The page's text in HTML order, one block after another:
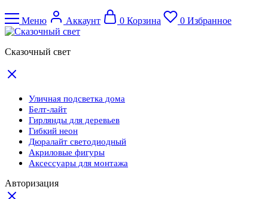
Меню Аккаунт 0 Корзина 0 Избранное
Сказочный свет
Уличная подсветка дома
Белт-лайт
Гирлянды для деревьев
Гибкий неон
Дюралайт светодиодный
Акриловые фигуры
Аксессуары для монтажа
Авторизация